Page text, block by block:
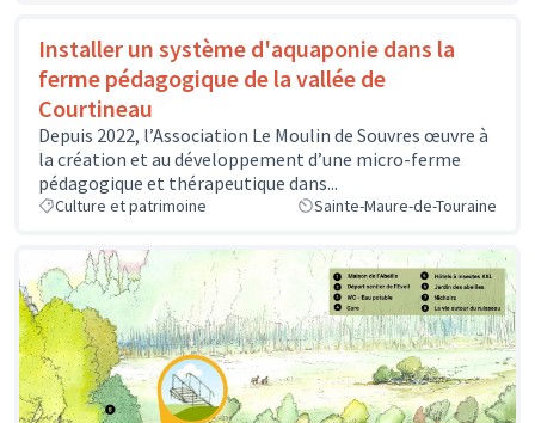
Installer un système d'aquaponie dans la
ferme pédagogique de la vallée de
Courtineau
Depuis 2022, l’Association Le Moulin de Souvres œuvre à
la création et au développement d’une micro-ferme
pédagogique et thérapeutique dans...
Culture et patrimoine Sainte-Maure-de-Touraine